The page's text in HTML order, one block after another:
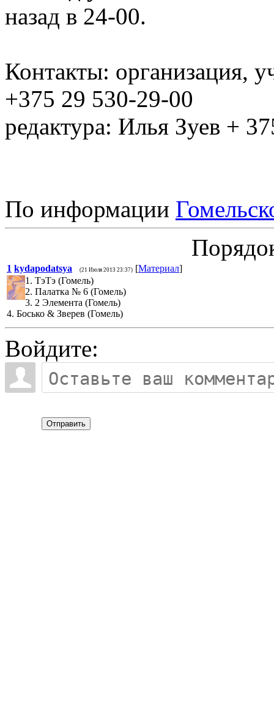
назад в 24-00.
Контакты: организация,
+375 29 530-29-00
редактура: Илья Зуев +
По информации
1 kydapodatsya (21 Июля 2013 23:37) [Материал]
1. ТэТэ (Гомель)
2. Палатка № 6 (Гомель)
3. 2 Элемента (Гомель)
4. Босько & Зверев (Гомель)
Войдите:
Отправить